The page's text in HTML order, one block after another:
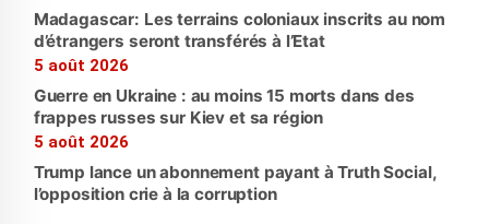
Madagascar: Les terrains coloniaux inscrits au nom
d’étrangers seront transférés à l’Etat
5 août 2026
Guerre en Ukraine : au moins 15 morts dans des
frappes russes sur Kiev et sa région
5 août 2026
Trump lance un abonnement payant à Truth Social,
l’opposition crie à la corruption